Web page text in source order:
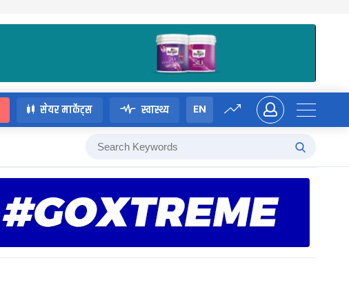
सेयर मार्केट्स स्वास्थ्य EN